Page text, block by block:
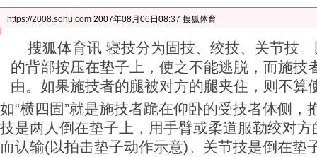
https://2008.sohu.com 2007年08月06日08:37 搜狐体育
搜狐体育讯 寝技分为固技、绞技、关节技。
的背部按压在垫子上，使之不能逃脱，而施技
由。如果施技者的腿被对方的腿夹住，则不算
如“横四固”就是施技者跪在仰卧的受技者体侧，
技是两人倒在垫子上，用手臂或柔道服勒绞对
而认输(以拍击垫子动作示意)。关节技是倒在垫